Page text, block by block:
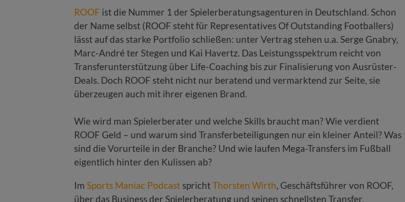
ROOF ist die Nummer 1 der Spielerberatungsagenturen in Deutschland. Schon
der Name selbst (ROOF steht für Representatives Of Outstanding Footballers)
lässt auf das starke Portfolio schließen: unter Vertrag stehen u.a. Serge Gnabry,
Marc-André ter Stegen und Kai Havertz. Das Leistungsspektrum reicht von
Transferunterstützung über Life-Coaching bis zur Finalisierung von Ausrüster-
Deals. Doch ROOF steht nicht nur beratend und vermarktend zur Seite, sie
überzeugen auch mit ihrer eigenen Brand.
Wie wird man Spielerberater und welche Skills braucht man? Wie verdient
ROOF Geld – und warum sind Transferbeteiligungen nur ein kleiner Anteil? Was
sind die Vorurteile in der Branche? Und wie laufen Mega-Transfers im Fußball
eigentlich hinter den Kulissen ab?
Im Sports Maniac Podcast sprichtThorsten Wirth, Geschäftsführer von ROOF,
über das Business der Spielerberatung und seinen schnellsten Transfer.